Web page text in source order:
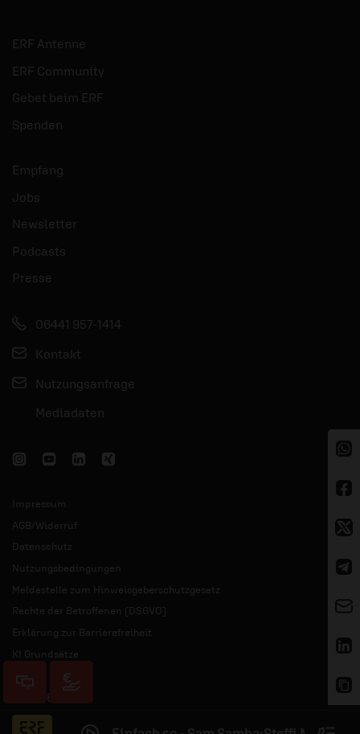
ERF Antenne
ERF Community
Gebet beim ERF
Spenden
Empfang
Jobs
Newsletter
Podcasts
Presse
06441 957-1414
Kontakt
Nutzungsanfrage
Mediadaten
Impressum
AGB/Widerruf
Datenschutz
Nutzungsbedingungen
Meldestelle zum Hinweisgeberschutzgesetz
Rechte der Betroffenen (DSGVO)
Erklärung zur Barrierefreiheit
KI Grundsätze
© 2026 ERF